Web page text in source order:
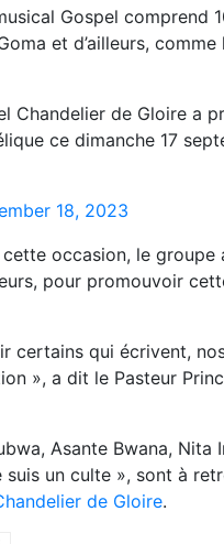
Gospel comprend
et d’ailleurs, comme
Chandelier de Gloire a
ce dimanche 17
18, 2023
occasion, le groupe
pour promouvoir
certains qui écrivent,
», a dit le Pasteur
Asante Bwana,
suis un culte », sont à
de Gloire.